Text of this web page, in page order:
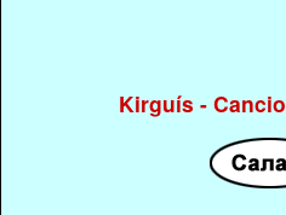
Kirguís -